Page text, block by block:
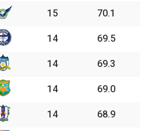
15 70.1
14 69.5
14 69.3
14 69.0
14 68.9